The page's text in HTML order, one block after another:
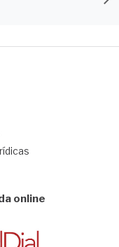
online